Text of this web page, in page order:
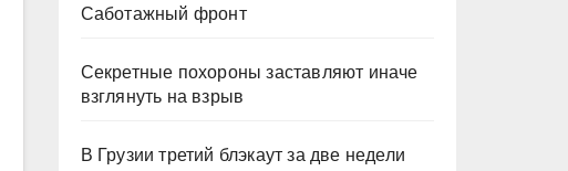
Саботажный фронт
Секретные похороны заставляют иначе
взглянуть на взрыв
В Грузии третий блэкаут за две недели